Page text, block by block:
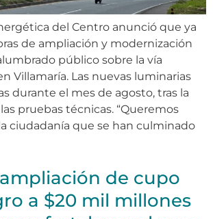
del Centro anunció que ya
de ampliación y modernización
público sobre la vía
Villamaría. Las nuevas luminarias
durante el mes de agosto, tras la
pruebas técnicas. “Queremos
ciudadanía que se han culminado
de cupo
a $20 mil millones